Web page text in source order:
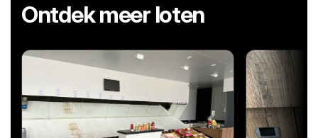
Ontdek meer loten